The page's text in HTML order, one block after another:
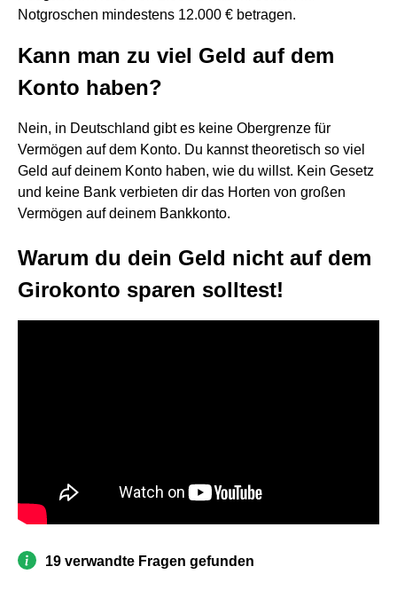
Notgroschen mindestens 12.000 € betragen.
Kann man zu viel Geld auf dem
Konto haben?
Nein, in Deutschland gibt es keine Obergrenze für
Vermögen auf dem Konto. Du kannst theoretisch so viel
Geld auf deinem Konto haben, wie du willst. Kein Gesetz
und keine Bank verbieten dir das Horten von großen
Vermögen auf deinem Bankkonto.
Warum du dein Geld nicht auf dem
Girokonto sparen solltest!
19 verwandte Fragen gefunden